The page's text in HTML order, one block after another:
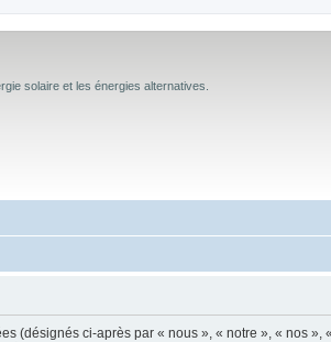
solaire et les énergies alternatives.
(désignés ci-après par « nous », « notre », « nos